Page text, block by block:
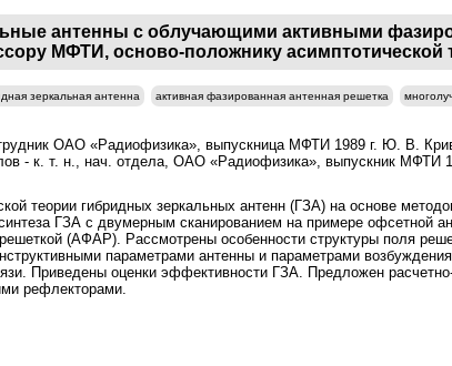
антенны с облучающими активными
МФТИ, осново-положнику
зеркальная антенна активная фазированная антенная решетка
ОАО «Радиофизика», выпускница МФТИ 1989 г. Ю. В.
- к. т. н., нач. отдела, ОАО «Радиофизика», выпускник МФТИ
теории гибридных зеркальных антенн (ГЗА) на основе
синтеза ГЗА с двумерным сканированием на примере офсетной
(АФАР). Рассмотрены особенности структуры поля
параметрами антенны и параметрами
Приведены оценки эффективности ГЗА. Предложен
рефлекторами.